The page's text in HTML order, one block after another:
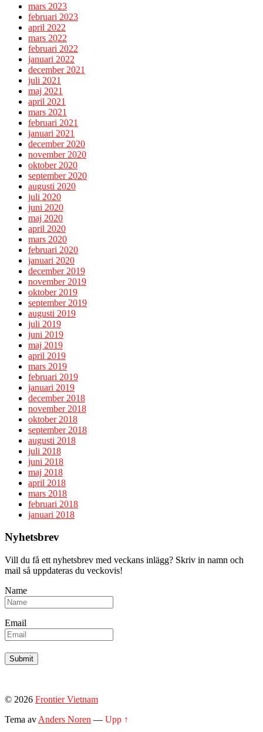
mars 2023
februari 2023
april 2022
mars 2022
februari 2022
januari 2022
december 2021
juli 2021
maj 2021
april 2021
mars 2021
februari 2021
januari 2021
december 2020
november 2020
oktober 2020
september 2020
augusti 2020
juli 2020
juni 2020
maj 2020
april 2020
mars 2020
februari 2020
januari 2020
december 2019
november 2019
oktober 2019
september 2019
augusti 2019
juli 2019
juni 2019
maj 2019
april 2019
mars 2019
februari 2019
januari 2019
december 2018
november 2018
oktober 2018
september 2018
augusti 2018
juli 2018
juni 2018
maj 2018
april 2018
mars 2018
februari 2018
januari 2018
Nyhetsbrev
Vill du få ett nyhetsbrev med veckans inlägg? Skriv in namn och
mail så uppdateras du veckovis!
Name
Email
© 2026 Frontier Vietnam
Tema av Anders Noren — Upp ↑